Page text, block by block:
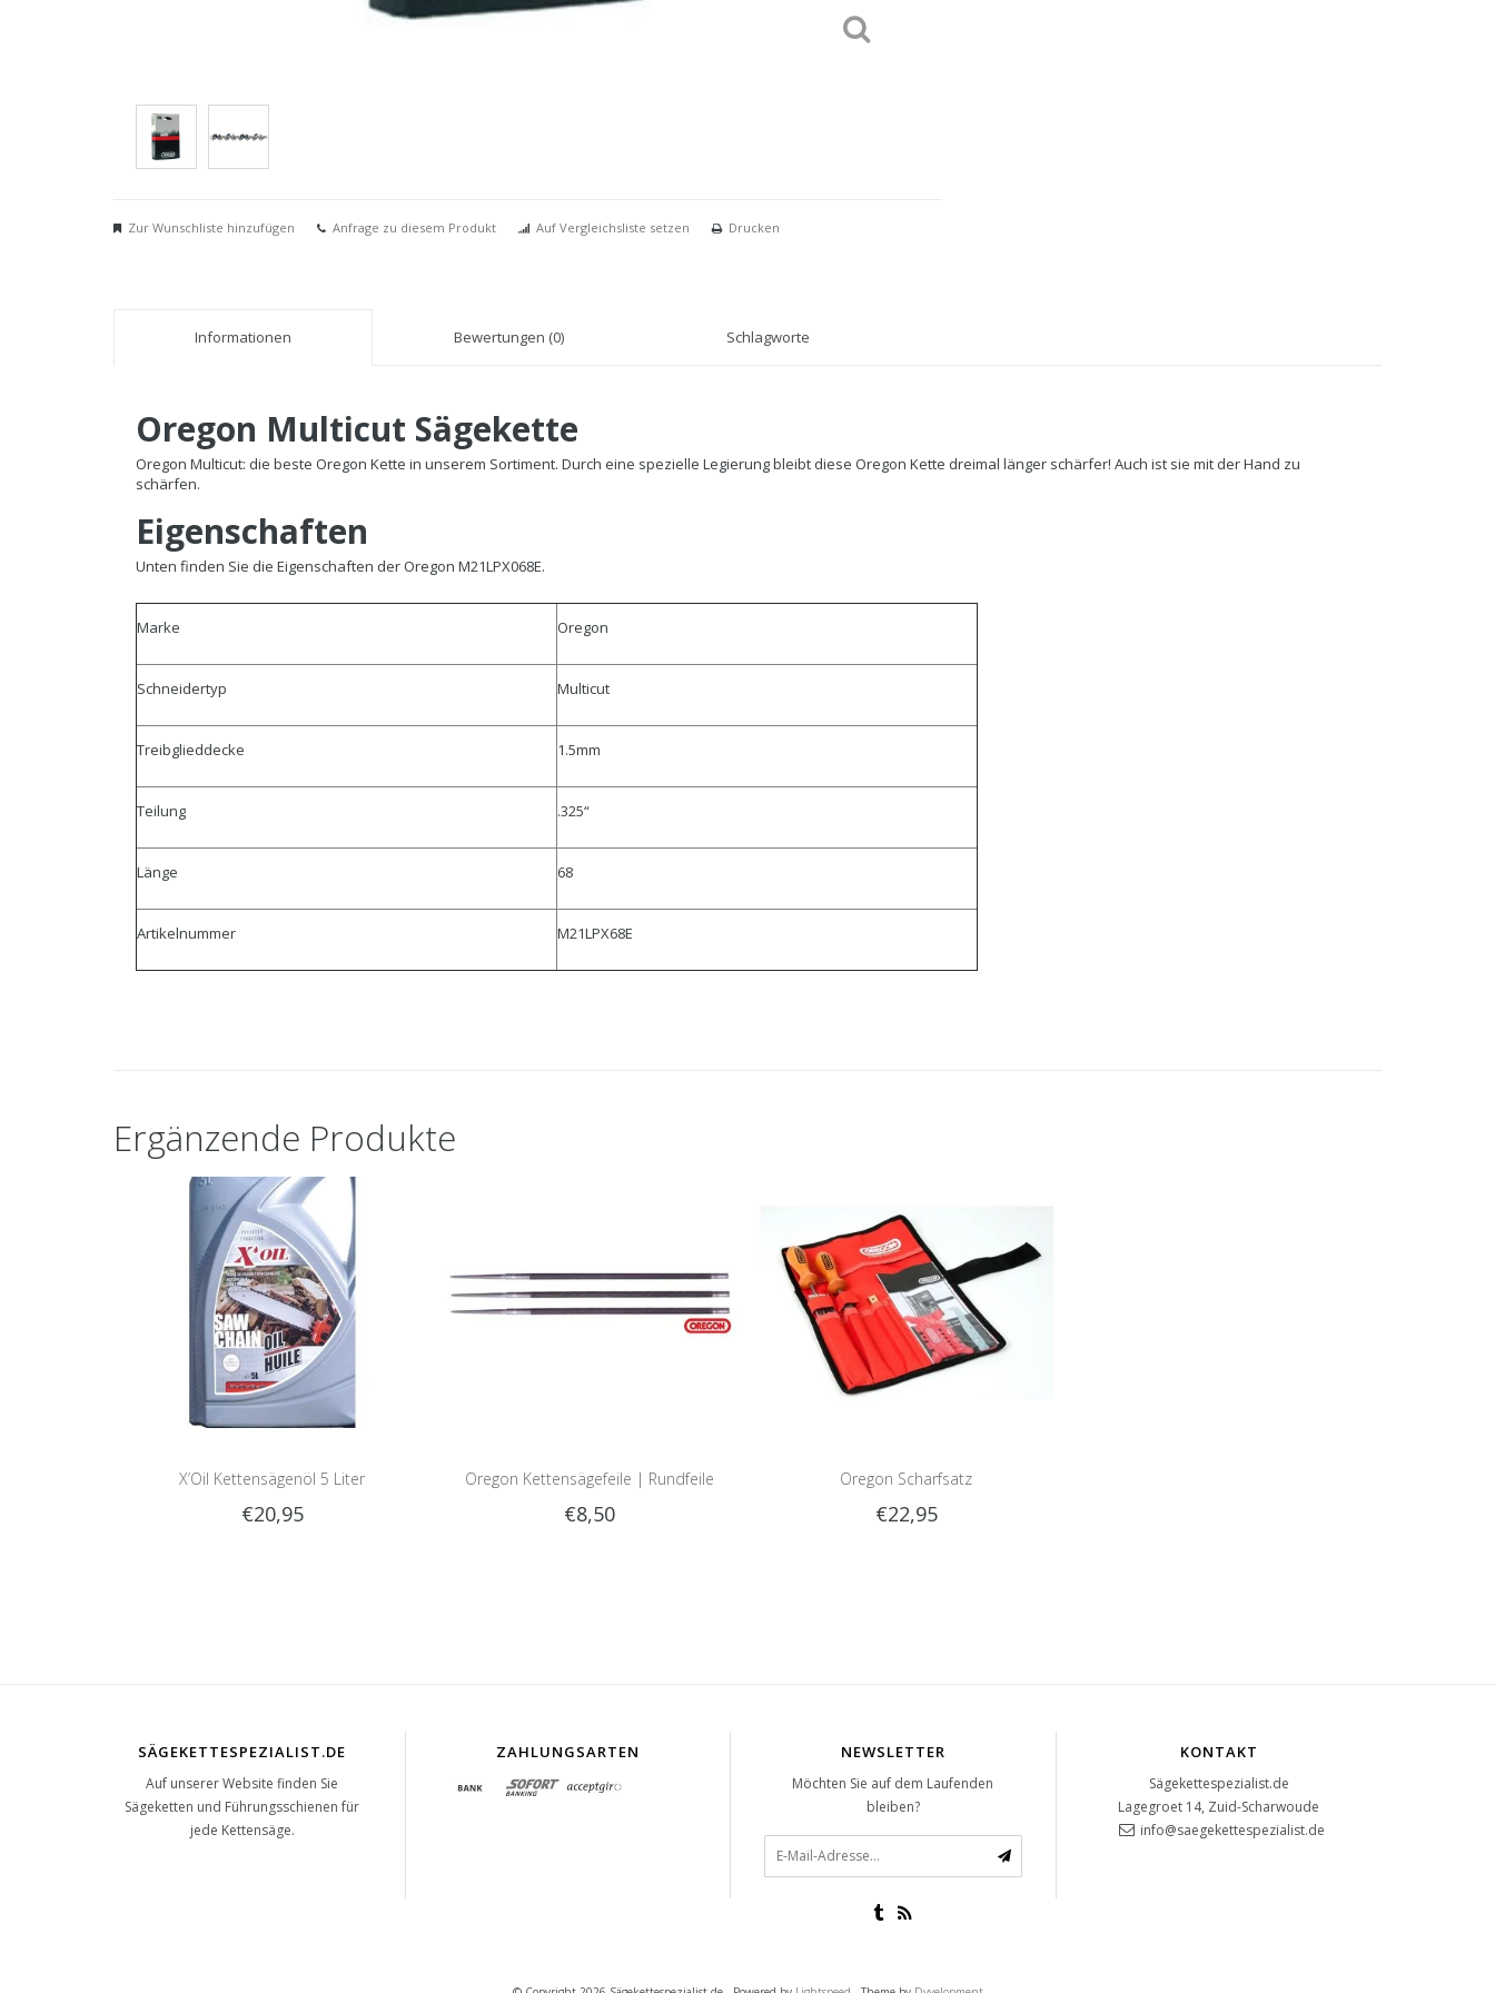
Zur Wunschliste hinzufügen Anfrage zu diesem Produkt Auf Vergleichsliste setzen Drucken
Informationen Bewertungen (0) Schlagworte
Oregon Multicut Sägekette
Oregon Multicut: die beste Oregon Kette in unserem Sortiment. Durch eine spezielle Legierung bleibt diese Oregon Kette dreimal länger schärfer! Auch ist sie mit der Hand zu
schärfen.
Eigenschaften
Unten finden Sie die Eigenschaften der Oregon M21LPX068E.
Marke Oregon
Schneidertyp Multicut
Treibglieddecke 1.5mm
Teilung .325“
Länge 68
Artikelnummer M21LPX68E
Ergänzende Produkte
X’Oil Kettensägenöl 5 Liter
€20,95
Oregon Kettensägefeile | Rundfeile
€8,50
Oregon Scharfsatz
€22,95
SÄGEKETTESPEZIALIST.DE
Auf unserer Website finden Sie
Sägeketten und Führungsschienen für
jede Kettensäge.
ZAHLUNGSARTEN NEWSLETTER
Möchten Sie auf dem Laufenden
bleiben?
KONTAKT
Sägekettespezialist.de
Lagegroet 14, Zuid-Scharwoude
info@saegekettespezialist.de